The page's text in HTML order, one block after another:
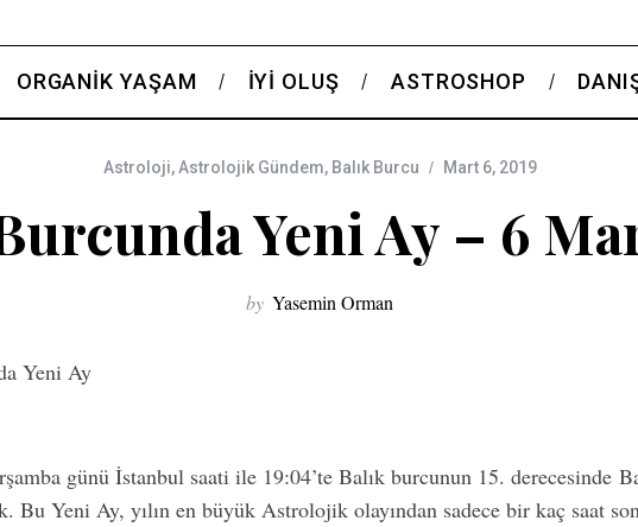
ORGANIK YAŞAM İYI OLUŞ ASTROSHOP
Astroloji,Astrolojik Gündem, Balık Burcu Mart 6, 2019
Yeni Ay – 6
by Yasemin Orman
günü İstanbul saati ile 19:04’te Balık burcunun 15. derecesinde
Bu Yeni Ay, yılın en büyük Astrolojik olayından sadece bir kaç saat